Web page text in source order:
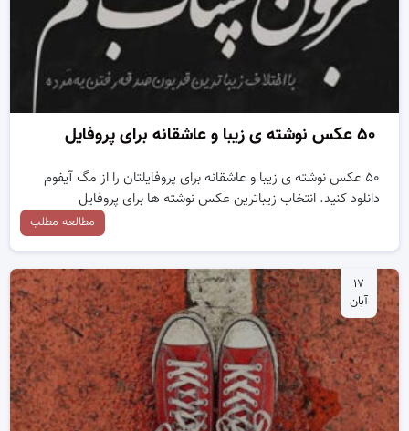
۵۰ عکس نوشته ی زیبا و عاشقانه برای پروفایل
۵۰ عکس نوشته ی زیبا و عاشقانه برای پروفایلتان را از مگ آیفوم
دانلود کنید. انتخاب زیباترین عکس نوشته ها برای پروفایل
مطالعه مطلب
۱۷
آبان